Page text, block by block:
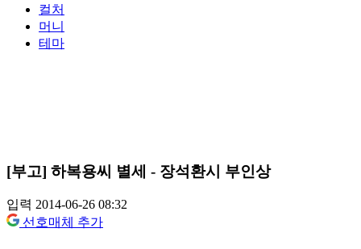
컬처
머니
테마
[부고] 하복용씨 별세 - 장석환시 부인상
입력 2014-06-26 08:32
선호매체 추가